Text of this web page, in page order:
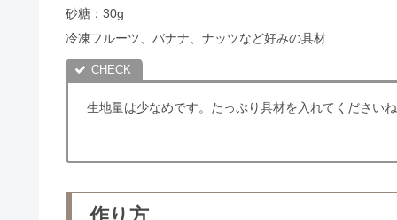
砂糖：30g
冷凍フルーツ、バナナ、ナッツなど好みの具材
生地量は少なめです。たっぷり具材を入れてくださいね
作り方